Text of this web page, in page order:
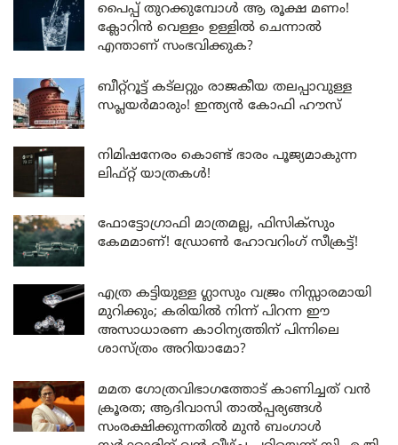
പൈപ്പ് തുറക്കുമ്പോൾ ആ രൂക്ഷ മണം!
ക്ലോറിൻ വെള്ളം ഉള്ളിൽ ചെന്നാൽ
എന്താണ് സംഭവിക്കുക?
ബീറ്റ്‌റൂട്ട് കട്‌ലറ്റും രാജകീയ തലപ്പാവുള്ള
സപ്ലയർമാരും! ഇന്ത്യൻ കോഫി ഹൗസ്
നിമിഷനേരം കൊണ്ട് ഭാരം പൂജ്യമാകുന്ന
ലിഫ്റ്റ് യാത്രകൾ!
ഫോട്ടോഗ്രാഫി മാത്രമല്ല, ഫിസിക്സും
കേമമാണ്! ഡ്രോൺ ഹോവറിംഗ് സീക്രട്ട്!
എത്ര കട്ടിയുള്ള ഗ്ലാസും വജ്രം നിസ്സാരമായി
മുറിക്കും; കരിയിൽ നിന്ന് പിറന്ന ഈ
അസാധാരണ കാഠിന്യത്തിന് പിന്നിലെ
ശാസ്ത്രം അറിയാമോ?
മമത ഗോത്രവിഭാഗത്തോട് കാണിച്ചത് വൻ
ക്രൂരത; ആദിവാസി താൽപ്പര്യങ്ങൾ
സംരക്ഷിക്കുന്നതിൽ മുൻ ബംഗാൾ